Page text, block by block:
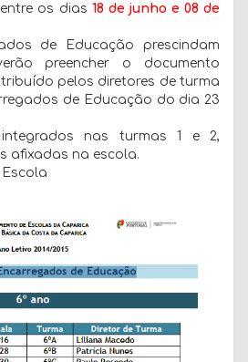
os dias 18 de junho e 08 de
de Educação prescindam
preencher o documento
pelos diretores de turma
de Educação do dia 23
nas turmas 1 e 2,
afixadas na escola.